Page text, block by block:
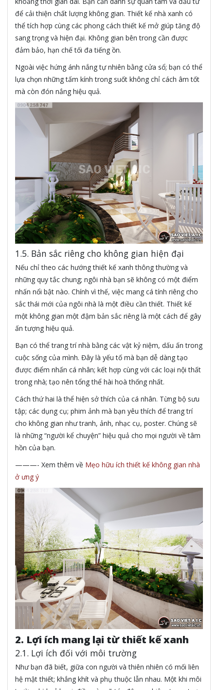
để cải thiện chất lượng không gian. Thiết kế nhà xanh có
thể tích hợp cùng các phong cách thiết kế mở giúp tăng độ
sang trọng và hiện đại. Không gian bên trong cần được
đảm bảo, hạn chế tối đa tiếng ồn.
Ngoài việc hứng ánh nắng tự nhiên bằng cửa sổ; bạn có thể
lựa chọn những tấm kính trong suốt không chỉ cách âm tốt
mà còn đón nắng hiệu quả.
1.5. Bản sắc riêng cho không gian hiện đại
Nếu chỉ theo các hướng thiết kế xanh thông thường và
những quy tắc chung; ngôi nhà bạn sẽ không có một điểm
nhấn nổi bật nào. Chính vì thế, việc mang cá tính riêng cho
sắc thái mới của ngôi nhà là một điều cần thiết. Thiết kế
một không gian một đậm bản sắc riêng là một cách để gây
ấn tượng hiệu quả.
Bạn có thể trang trí nhà bằng các vật kỷ niệm, dấu ấn trong
cuộc sống của mình. Đây là yếu tố mà bạn dễ dàng tạo
được điểm nhấn cá nhân; kết hợp cùng với các loại nội thất
trong nhà; tạo nên tổng thể hài hoà thống nhất.
Cách thứ hai là thể hiện sở thích của cá nhân. Từng bộ sưu
tập; các dụng cụ; phim ảnh mà bạn yêu thích để trang trí
cho không gian như tranh, ảnh, nhạc cụ, poster. Chúng sẽ
là những “người kể chuyện” hiệu quả cho mọi người về tâm
hồn của bạn.
———- Xem thêm về Mẹo hữu ích thiết kế không gian nhà
ở ưng ý
2. Lợi ích mang lại từ thiết kế xanh
2.1. Lợi ích đối với môi trường
Như bạn đã biết, giữa con người và thiên nhiên có mối liên
hệ mật thiết; khắng khít và phụ thuộc lẫn nhau. Một khi môi